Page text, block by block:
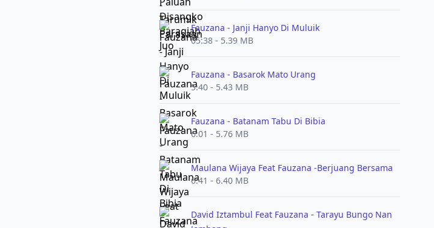
Fauzana - Janji Hanyo Di Muluik
05:38 - 5.39 MB
Fauzana - Basarok Mato Urang
5:40 - 5.43 MB
Fauzana - Batanam Tabu Di Bibia
6:01 - 5.76 MB
Maulana Wijaya Feat Fauzana -Berjuang Bersama
6:41 - 6.40 MB
David Iztambul Feat Fauzana - Tarayu Bungo Nan